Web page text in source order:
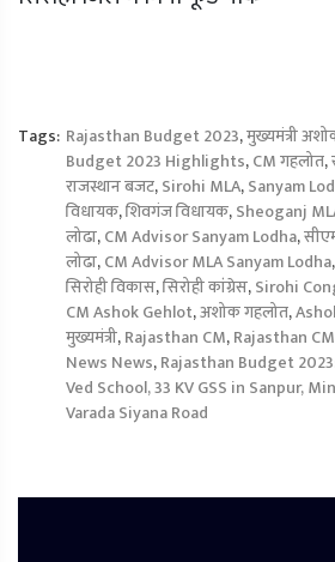
Tags: Rajasthan Budget 2023,मुख्यमंत्री
Budget 2023 Highlights,CM गहलोत,
राजस्थान बजट,Sirohi MLA,Sanyam
विधायक,शिवगंज विधायक,Sheoganj
लोढा,CM Advisor Sanyam Lodha,
लोढा,CM Advisor MLA Sanyam Lodha,
सिरोही विकास,सिरोही कांग्रेस,Sirohi
CM Ashok Gehlot,अशोक गहलोत,
मुख्यमंत्री,Rajasthan CM,Rajasthan
News News,Rajasthan Budget
Ved School, 33 KV GSS in Sanpur,
Varada Siyana Road